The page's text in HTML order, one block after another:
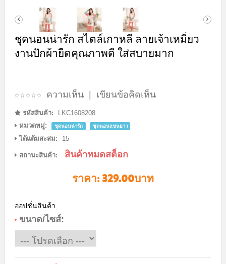
ชุดนอนน่ารัก สไตล์เกาหลี ลายเจ้าเหมี่ยว
งานปักผ้ายืดคุณภาพดี ใส่สบายมาก
ความเห็น | เขียนข้อคิดเห็น
รหัสสินค้า:
LKC1608208
หมวดหมู่:
ชุดนอนน่ารัก ชุดนอนแขนยาว
ได้แต้มสะสม: 15
สถานะสินค้า: สินค้าหมดสต็อก
ราคา:329.00บาท
ออปชั่นสินค้า
* ขนาด/ไซส์: